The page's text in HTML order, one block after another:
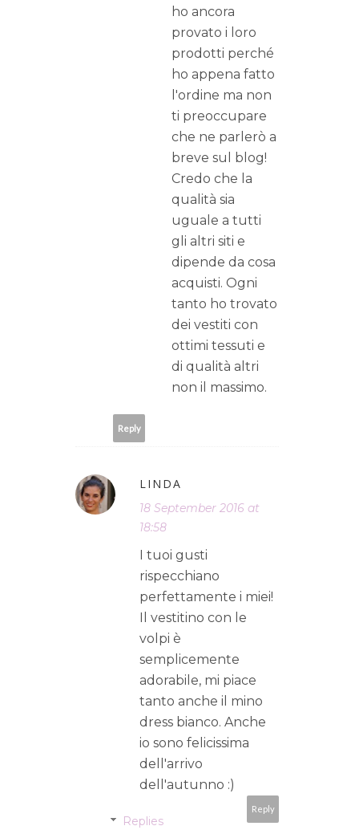
ho ancora
provato i loro
prodotti perché
ho appena fatto
l'ordine ma non
ti preoccupare
che ne parlerò a
breve sul blog!
Credo che la
qualità sia
uguale a tutti
gli altri siti e
dipende da cosa
acquisti. Ogni
tanto ho trovato
dei vestiti con
ottimi tessuti e
di qualità altri
non il massimo.
Reply
LINDA
18 September 2016 at
18:58
I tuoi gusti
rispecchiano
perfettamente i miei!
Il vestitino con le
volpi è
semplicemente
adorabile, mi piace
tanto anche il mino
dress bianco. Anche
io sono felicissima
dell'arrivo
dell'autunno :)
Reply
Replies